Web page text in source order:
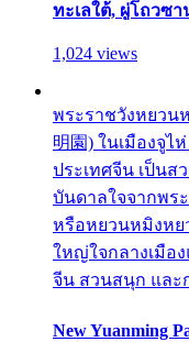
ทะเลใต้, ผู่โถวซ
1,024 views
พระราชวังหยวนห
明園) ในเมืองจูไ
ประเทศจีน เป็นส
บันดาลใจจากพระ
หรือหยวนหมิงหย
ใหญ่ใจกลางเมือ
จีน สวนสนุก และ
New Yuanming